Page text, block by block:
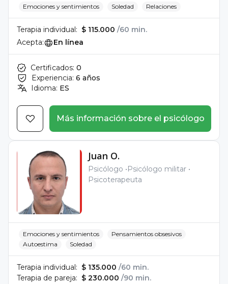
Emociones y sentimientos Soledad Relaciones
Terapia individual: $ 115.000 /60 min.
Acepta:
En línea
Certificados: 0
Experiencia: 6 años
Idioma: ES
Más información sobre el psicólogo
Juan O.
Psicólogo
Psicólogo militar
Psicoterapeuta
Emociones y sentimientos
Pensamientos obsesivos
Autoestima
Soledad
Terapia individual: $ 135.000 /60 min.
Terapia de pareja: $ 230.000 /90 min.